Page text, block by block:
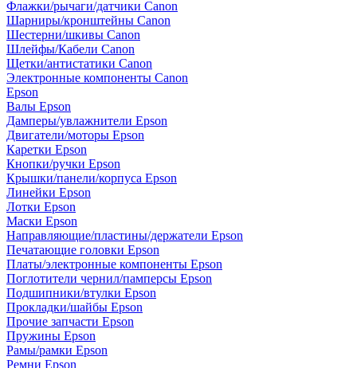
Флажки/рычаги/датчики Canon
Шарниры/кронштейны Canon
Шестерни/шкивы Canon
Шлейфы/Кабели Canon
Щетки/антистатики Canon
Электронные компоненты Canon
Epson
Валы Epson
Дамперы/увлажнители Epson
Двигатели/моторы Epson
Каретки Epson
Кнопки/ручки Epson
Крышки/панели/корпуса Epson
Линейки Epson
Лотки Epson
Маски Epson
Направляющие/пластины/держатели Epson
Печатающие головки Epson
Платы/электронные компоненты Epson
Поглотители чернил/памперсы Epson
Подшипники/втулки Epson
Прокладки/шайбы Epson
Прочие запчасти Epson
Пружины Epson
Рамы/рамки Epson
Ремни Epson